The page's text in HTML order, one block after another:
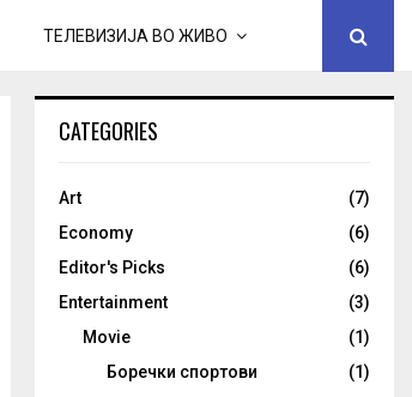
ТЕЛЕВИЗИЈА ВО ЖИВО
CATEGORIES
Art
(7)
Economy
(6)
Editor's Picks
(6)
Entertainment
(3)
Movie
(1)
Боречки спортови
(1)